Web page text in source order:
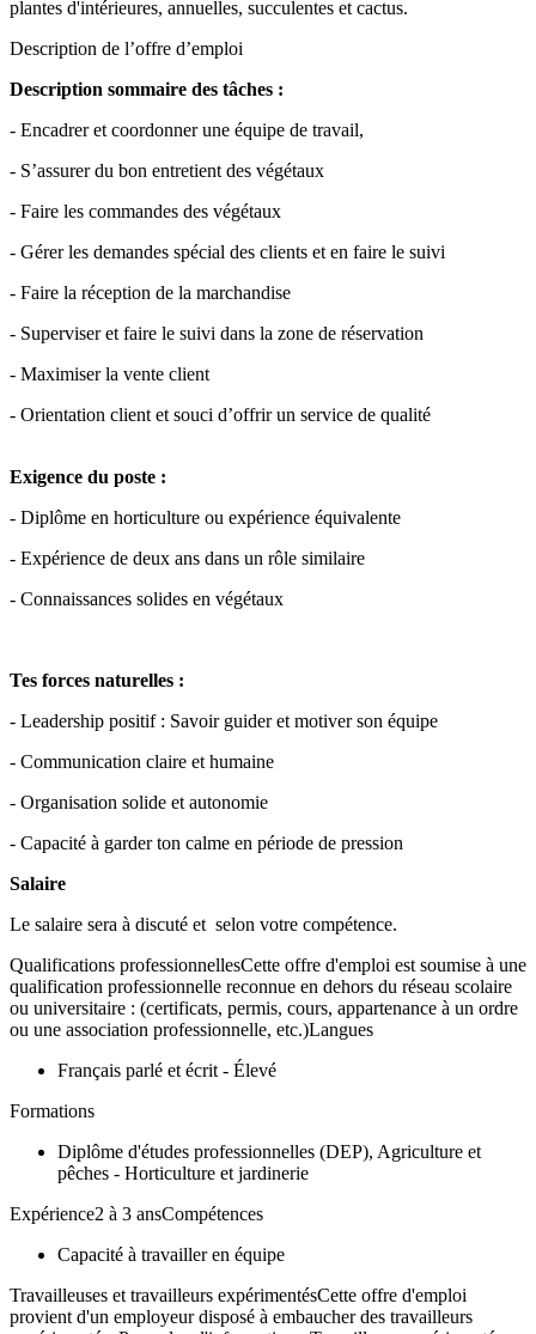
plantes d'intérieures, annuelles, succulentes et cactus.
Description de l’offre d’emploi
Description sommaire des tâches :
- Encadrer et coordonner une équipe de travail,
- S’assurer du bon entretient des végétaux
- Faire les commandes des végétaux
- Gérer les demandes spécial des clients et en faire le suivi
- Faire la réception de la marchandise
- Superviser et faire le suivi dans la zone de réservation
- Maximiser la vente client
- Orientation client et souci d’offrir un service de qualité
Exigence du poste :
- Diplôme en horticulture ou expérience équivalente
- Expérience de deux ans dans un rôle similaire
- Connaissances solides en végétaux
Tes forces naturelles :
- Leadership positif : Savoir guider et motiver son équipe
- Communication claire et humaine
- Organisation solide et autonomie
- Capacité à garder ton calme en période de pression
Salaire
Le salaire sera à discuté et selon votre compétence.
Qualifications professionnellesCette offre d'emploi est soumise à une
qualification professionnelle reconnue en dehors du réseau scolaire
ou universitaire : (certificats, permis, cours, appartenance à un ordre
ou une association professionnelle, etc.)Langues
Français parlé et écrit - Élevé
Formations
Diplôme d'études professionnelles (DEP), Agriculture et
pêches - Horticulture et jardinerie
Expérience2 à 3 ansCompétences
Capacité à travailler en équipe
Travailleuses et travailleurs expérimentésCette offre d'emploi
provient d'un employeur disposé à embaucher des travailleurs